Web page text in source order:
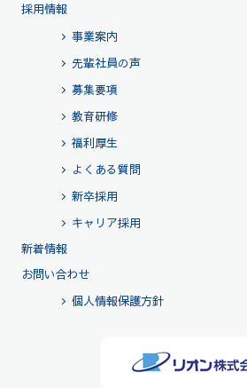
採用情報
事業案内
先輩社員の声
募集要項
教育研修
福利厚生
よくある質問
新卒採用
キャリア採用
新着情報
お問い合わせ
個人情報保護方針